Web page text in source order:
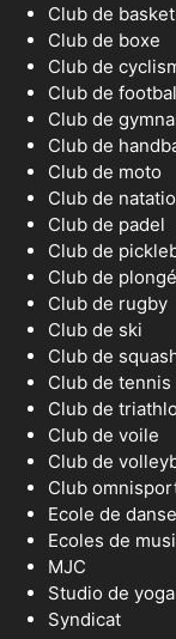
Club de
Club de boxe
Club de
Club de
Club de
Club de
Club de moto
Club de
Club de padel
Club de
Club de
Club de rugby
Club de ski
Club de
Club de tennis
Club de
Club de voile
Club de
Club
Ecole de danse
Ecoles de
MJC
Studio de yoga
Syndicat